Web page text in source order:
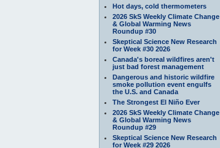
Hot days, cold thermometers
2026 SkS Weekly Climate Change
& Global Warming News
Roundup #30
Skeptical Science New Research
for Week #30 2026
Canada's boreal wildfires aren't
just bad forest management
Dangerous and historic wildfire
smoke pollution event engulfs
the U.S. and Canada
The Strongest El Niño Ever
2026 SkS Weekly Climate Change
& Global Warming News
Roundup #29
Skeptical Science New Research
for Week #29 2026